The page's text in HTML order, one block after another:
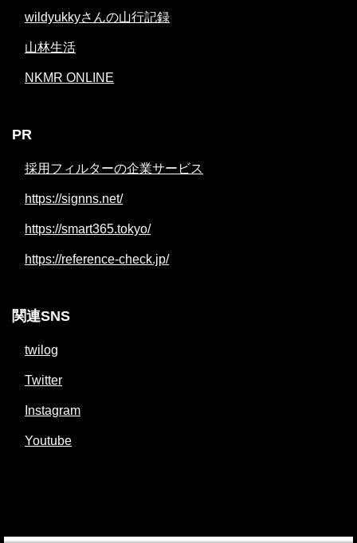
wildyukkyさんの山行記録
山林生活
NKMR ONLINE
PR
採用フィルターの企業サービス
https://signns.net/
https://smart365.tokyo/
https://reference-check.jp/
関連SNS
twilog
Twitter
Instagram
Youtube